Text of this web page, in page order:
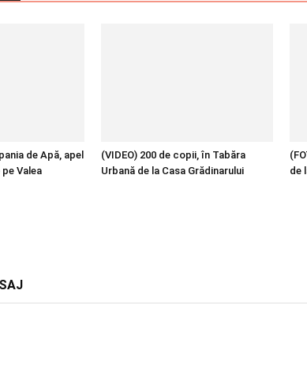
de Apă, apel
Valea
(VIDEO) 200 de copii, în Tabăra
Urbană de la Casa Grădinarului
de